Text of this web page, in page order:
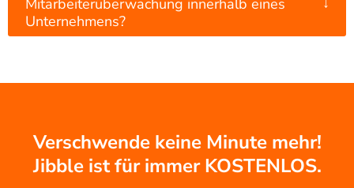
Mitarbeiterüberwachung innerhalb eines
Unternehmens?
Verschwende keine Minute mehr!
Jibble ist für immer KOSTENLOS.